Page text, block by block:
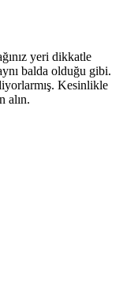
yeri dikkatle
balda olduğu gibi.
Kesinlikle
alın.